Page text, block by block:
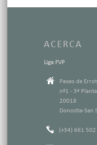
ACERCA
Liga FVP
Paseo de
nº1 - 3ª Planta
20018
Donostia-San
(+34) 661 502